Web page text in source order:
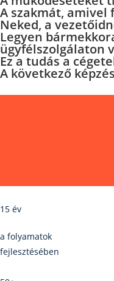
A szakmát, amivel
Neked, a
Legyen
ügyfélszolgálaton
Ez a tudás a
A következő
15 év
a folyamatok
fejlesztésében